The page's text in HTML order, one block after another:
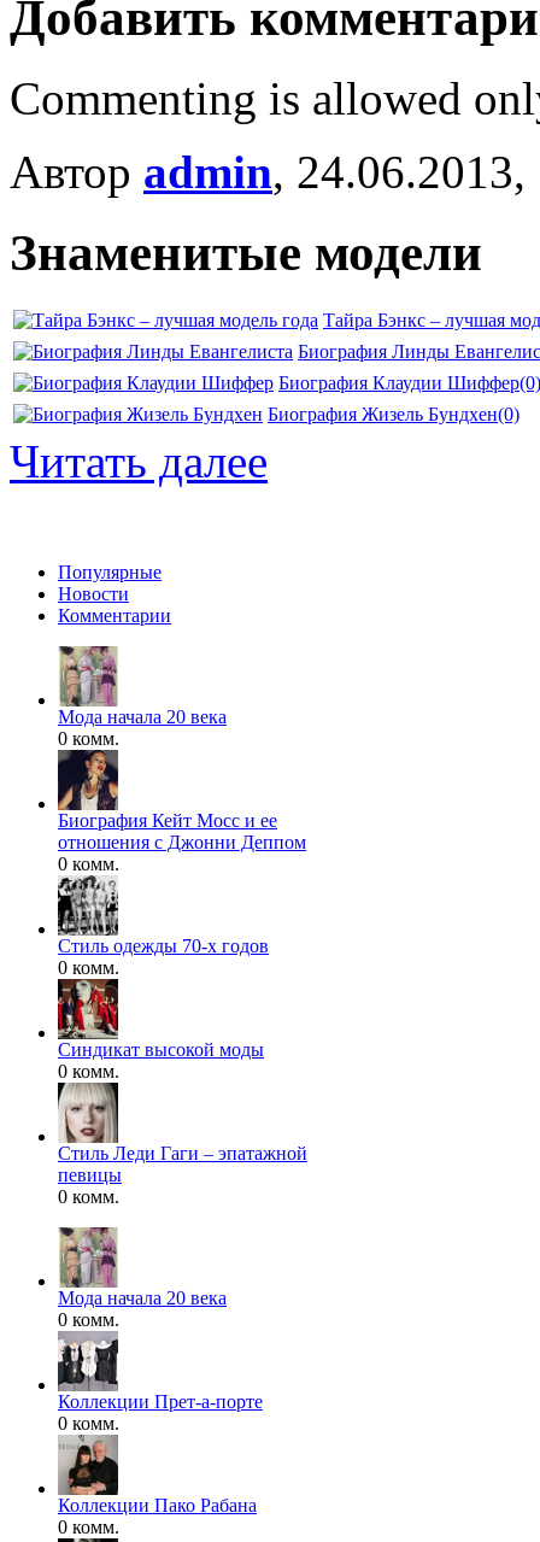
Добавить
Commenting is allowed
Автор admin,
Знаменитые модели
Тайра Бэнкс – лучшая
Биография Линды
Биография Клаудии Шиффер(0)
Биография Жизель Бундхен(0)
Читать далее
Популярные
Новости
Комментарии
Мода начала 20 века
0 комм.
Биография Кейт Мосс и ее
отношения с Джонни Деппом
0 комм.
Стиль одежды 70-х годов
0 комм.
Синдикат высокой моды
0 комм.
Стиль Леди Гаги – эпатажной
певицы
0 комм.
Мода начала 20 века
0 комм.
Коллекции Прет-а-порте
0 комм.
Коллекции Пако Рабана
0 комм.